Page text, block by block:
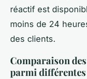
réactif est
moins de 24
des clients.
Comparaison
parmi